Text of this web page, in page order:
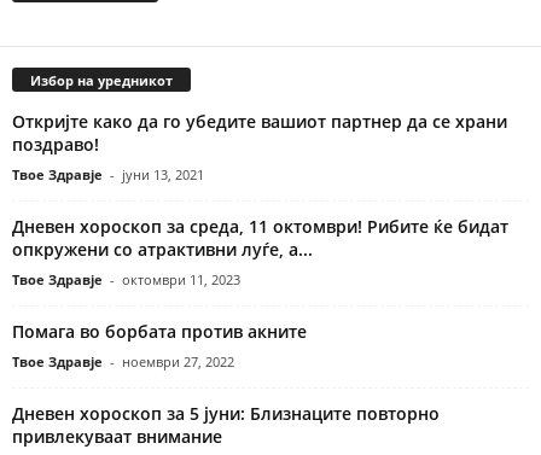
Избор на уредникот
Откријте како да го убедите вашиот партнер да се храни
поздраво!
Твое Здравје - јуни 13, 2021
Дневен хороскоп за среда, 11 октомври! Рибите ќе бидат
опкружени со атрактивни луѓе, а...
Твое Здравје - октомври 11, 2023
Помага во борбата против акните
Твое Здравје - ноември 27, 2022
Дневен хороскоп за 5 јуни: Близнаците повторно
привлекуваат внимание